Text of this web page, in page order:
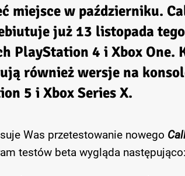
miejsce w październiku.
już 13 listopada
PlayStation 4 i Xbox One.
również wersje na
5 i Xbox Series X.
Was przetestowanie nowego
testów beta wygląda następująco: